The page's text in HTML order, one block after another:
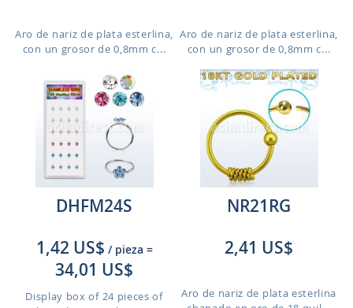
Aro de nariz de plata esterlina,
con un grosor de 0,8mm c...
Aro de nariz de plata esterlina,
con un grosor de 0,8mm c...
DHFM24S
1,42 US$ / pieza =
34,01 US$
Display box of 24 pieces of
NR21RG
2,41 US$
Aro de nariz de plata esterlina